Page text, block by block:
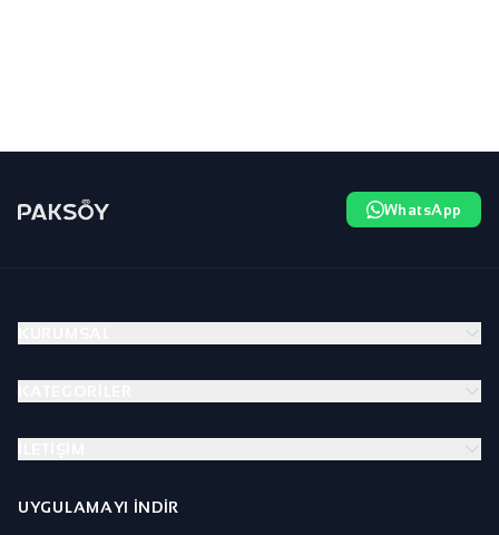
WhatsApp
UYGULAMAYI İNDIR